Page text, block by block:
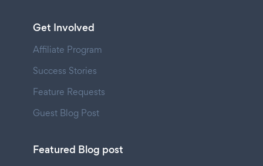
Get Involved
Affiliate Program
Success Stories
Feature Requests
Guest Blog Post
Featured Blog post